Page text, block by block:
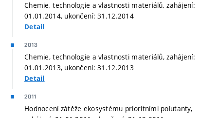
Chemie, technologie a vlastnosti materiálů, zahájení:
01.01.2014, ukončení: 31.12.2014
Detail
2013
Chemie, technologie a vlastnosti materiálů, zahájení:
01.01.2013, ukončení: 31.12.2013
Detail
2011
Hodnocení zátěže ekosystému prioritními polutanty,